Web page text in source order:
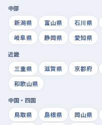
中部
新潟県
富山県 石川県
岐阜県
静岡県 愛知県
近畿
三重県
滋賀県 京都府
和歌山県
中国・四国
鳥取県
島根県 岡山県